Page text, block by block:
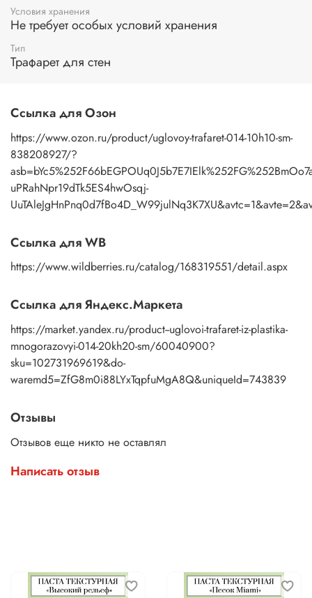
детей и взрослых, а также ценный подарок и
профессионалу и любителю.
Применение:
помощью мастихина или шпателя. После работы промыть
Условия хранения
Не требует особых условий хранения
Тип
Трафарет для стен
Ссылка для Озон
https://www.ozon.ru/product/uglovoy-trafaret-014-10h10-sm-
838208927/?
uPRahNpr19dTk5ES4hwOsqj-
Ссылка для WB
https://www.wildberries.ru/catalog/168319551/detail.aspx
Ссылка для Яндекс.Маркета
https://market.yandex.ru/product--uglovoi-trafaret-iz-plastika-
mnogorazovyi-014-20kh20-sm/60040900?
sku=102731969619&do-
waremd5=ZfG8m0i88LYxTqpfuMgA8Q&uniqueId=743839
Отзывы
Отзывов еще никто не оставлял
Написать отзыв